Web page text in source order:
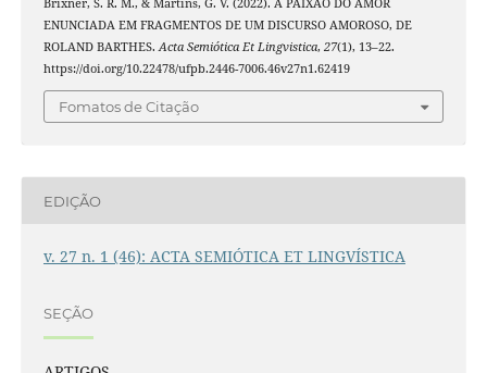
ENUNCIADA EM FRAGMENTOS DE UM DISCURSO AMOROSO, DE
ROLAND BARTHES. Acta Semiótica Et Lingvistica, 27(1), 13–22.
https://doi.org/10.22478/ufpb.2446-7006.46v27n1.62419
Fomatos de Citação
EDIÇÃO
v. 27 n. 1 (46): ACTA SEMIÓTICA ET LINGVÍSTICA
SEÇÃO